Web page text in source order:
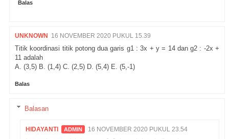
Balas
UNKNOWN 16 NOVEMBER 2020 PUKUL 15.39
Titik koordinasi titik potong dua garis g1 : 3x + y = 14 dan g2 : -2x +
11 adalah
A. (3,5) B. (1,4) C. (2,5) D. (5,4) E. (5,-1)
Balas
Balasan
HIDAYANTI 16 NOVEMBER 2020 PUKUL 23.54